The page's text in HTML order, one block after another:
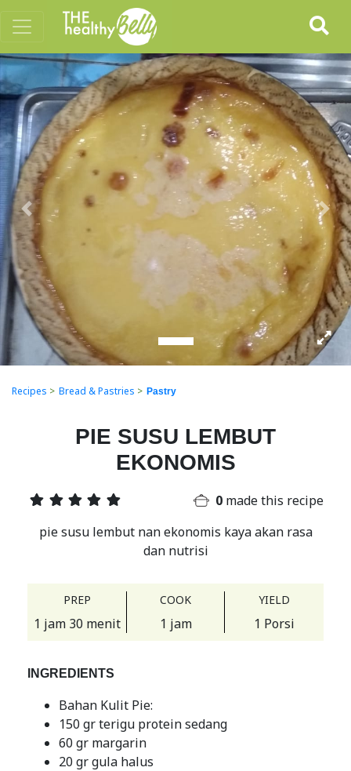
Previous Next
Recipes > Bread & Pastries > Pastry
PIE SUSU LEMBUT
EKONOMIS
0 made this recipe
pie susu lembut nan ekonomis kaya akan rasa
dan nutrisi
PREP
1 jam 30 menit
COOK
1 jam
YIELD
1 Porsi
INGREDIENTS
Bahan Kulit Pie:
150 gr terigu protein sedang
60 gr margarin
20 gr gula halus